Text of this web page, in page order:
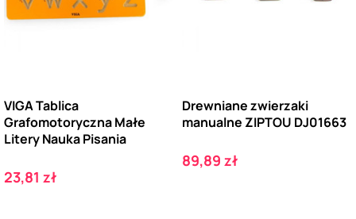
VIGA Tablica
Grafomotoryczna Małe
Litery Nauka Pisania
Cena
23,81 zł
Drewniane zwierzaki
manualne ZIPTOU DJ01663
Cena
89,89 zł